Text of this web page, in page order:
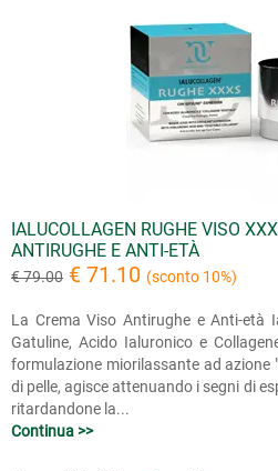
IALUCOLLAGEN RUGHE VISO
ANTIRUGHE E ANTI-ETÀ
€ 79.00 € 71.10 (sconto 10%)
La Crema Viso Antirughe e Anti-età
Gatuline, Acido Ialuronico e
formulazione miorilassante ad
di pelle, agisce attenuando i segni di
ritardandone la...
Continua >>